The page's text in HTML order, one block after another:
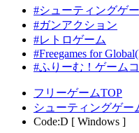
#シューティングゲ
#ガンアクション
#レトロゲーム
#Freegames for
#ふりーむ！ゲーム
フリーゲームTOP
シューティングゲー
Code:D [ Windows ]